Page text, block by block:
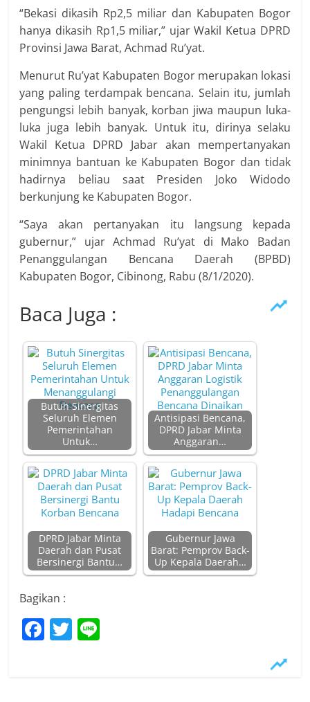
“Bekasi dikasih Rp2,5 miliar dan Kabupaten Bogor
hanya dikasih Rp1,5 miliar,” ujar Wakil Ketua DPRD
Provinsi Jawa Barat, Achmad Ru’yat.
Menurut Ru’yat Kabupaten Bogor merupakan lokasi
yang paling terdampak bencana. Selain itu, jumlah
pengungsi lebih banyak, korban jiwa maupun luka-
luka juga lebih banyak. Untuk itu, dirinya selaku
Wakil Ketua DPRD Jabar akan mempertanyakan
minimnya bantuan ke Kabupaten Bogor dan tidak
hadirnya beliau saat Presiden Joko Widodo
berkunjung ke Kabupaten Bogor.
“Saya akan pertanyakan itu langsung kepada
gubernur,” ujar Achmad Ru’yat di Mako Badan
Penanggulangan Bencana Daerah (BPBD)
Kabupaten Bogor, Cibinong, Rabu (8/1/2020).
Baca Juga :
Butuh Sinergitas
Seluruh Elemen
Pemerintahan
Untuk…
Antisipasi Bencana,
DPRD Jabar Minta
Anggaran…
DPRD Jabar Minta
Daerah dan Pusat
Bersinergi Bantu…
Gubernur Jawa
Barat: Pemprov Back-
Up Kepala Daerah…
Bagikan :
F T